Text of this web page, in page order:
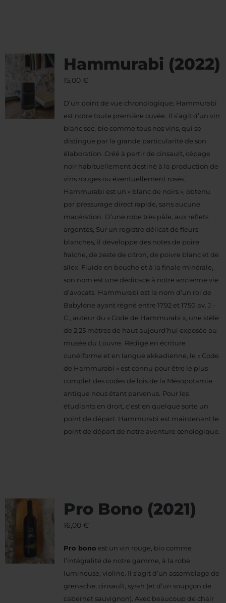
Hammurabi (2022)
15,00 €
D’un point de vue chronologique, Hammurabi
est notre toute première cuvée. Il s’agit d’un vin
blanc sec, bio comme tous nos vins, qui se
distingue par la grande particularité de son
élaboration. Créé à partir de cinsault, cépage
noir habituellement destiné à la production de
vins rouges ou éventuellement rosés,
Hammurabi est un « blanc de noirs », obtenu
par pressurage direct rapide, sans aucune
macération. D’une robe très pâle, aux reflets
argentés, Sur un registre délicat de fleurs
blanches, il développe des notes de poire
fraîche, de zeste de citron, de poivre blanc et de
silex. Fluide en bouche et à la finale minérale,
son nom est une dédicace à notre ancienne vie
d’avocats. Hammurabi est le nom d’un roi de
Babylone ayant régné entre 1792 et 1750 av. J.-
C., auteur du « Code de Hammurabi », une stèle
de 2,25 mètres de haut aujourd’hui exposée au
musée du Louvre. Rédigé en écriture
cunéiforme et en langue akkadienne, le « Code
de Hammurabi » est connu pour être le plus
complet des codes de lois de la Mésopotamie
antique nous étant parvenus. Pour les
étudiants en droit, c’est en quelque sorte un
point de départ. Hammurabi est maintenant le
point de départ de notre aventure œnologique.
Pro Bono (2021)
16,00 €
Pro bono est un vin rouge, bio comme
l’intégralité de notre gamme, à la robe
lumineuse, violine. Il s’agit d’un assemblage de
grenache, cinsault, syrah (et d’un soupçon de
cabernet sauvignon). Avec beaucoup de chair